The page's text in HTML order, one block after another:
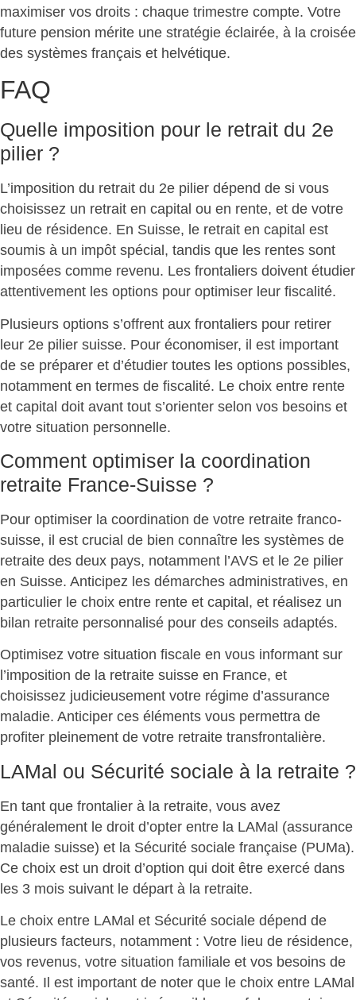
maximiser vos droits : chaque trimestre compte. Votre
future pension mérite une stratégie éclairée, à la croisée
des systèmes français et helvétique.
FAQ
Quelle imposition pour le retrait du 2e
pilier ?
L’imposition du retrait du 2e pilier dépend de si vous
choisissez un retrait en capital ou en rente, et de votre
lieu de résidence. En Suisse, le retrait en capital est
soumis à un impôt spécial , tandis que les rentes sont
imposées comme revenu. Les frontaliers doivent étudier
attentivement les options pour optimiser leur fiscalité.
Plusieurs options s’offrent aux frontaliers pour retirer
leur 2e pilier suisse. Pour économiser, il est important
de se préparer et d’étudier toutes les options possibles,
notamment en termes de fiscalité. Le choix entre rente
et capital doit avant tout s’orienter selon vos besoins et
votre situation personnelle.
Comment optimiser la coordination
retraite France-Suisse ?
Pour optimiser la coordination de votre retraite franco-
suisse, il est crucial de bien connaître les systèmes de
retraite des deux pays, notamment l’AVS et le 2e pilier
en Suisse. Anticipez les démarches administratives, en
particulier le choix entre rente et capital, et réalisez un
bilan retraite personnalisé pour des conseils adaptés.
Optimisez votre situation fiscale en vous informant sur
l’imposition de la retraite suisse en France, et
choisissez judicieusement votre régime d’assurance
maladie. Anticiper ces éléments vous permettra de
profiter pleinement de votre retraite transfrontalière.
LAMal ou Sécurité sociale à la retraite ?
En tant que frontalier à la retraite, vous avez
généralement le droit d’opter entre la LAMal (assurance
maladie suisse) et la Sécurité sociale française (PUMa).
Ce choix est un droit d’option qui doit être exercé dans
les 3 mois suivant le départ à la retraite.
Le choix entre LAMal et Sécurité sociale dépend de
plusieurs facteurs, notamment : Votre lieu de résidence,
vos revenus, votre situation familiale et vos besoins de
santé. Il est important de noter que le choix entre LAMal